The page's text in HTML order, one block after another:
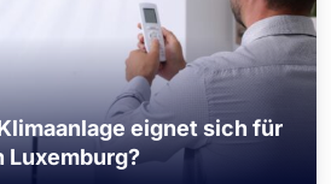
eignet sich für
Luxemburg?